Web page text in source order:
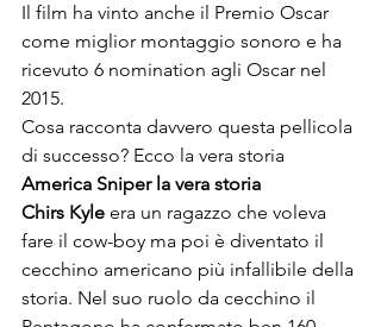
Il film ha vinto anche il Premio Oscar
come miglior montaggio sonoro e ha
ricevuto 6 nomination agli Oscar nel
2015.
Cosa racconta davvero questa pellicola
di successo? Ecco la vera storia
America Sniper la vera storia
Chirs Kyle era un ragazzo che voleva
fare il cow-boy ma poi è diventato il
cecchino americano più infallibile della
storia. Nel suo ruolo da cecchino il